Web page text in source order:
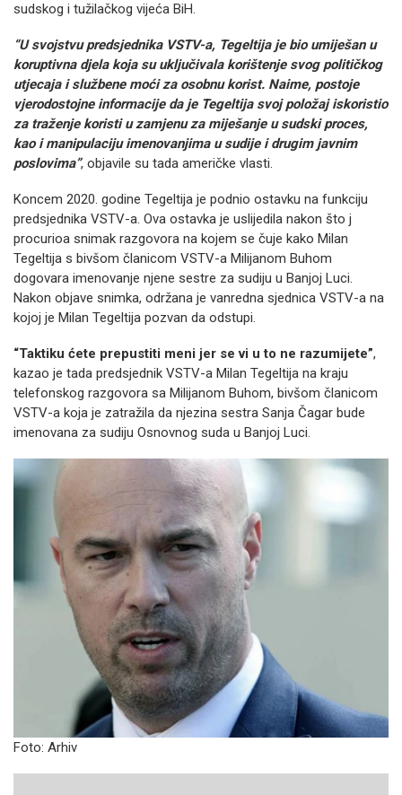
sudskog i tužilačkog vijeća BiH.
“U svojstvu predsjednika VSTV-a, Tegeltija je bio umiješan u
koruptivna djela koja su uključivala korištenje svog političkog
utjecaja i službene moći za osobnu korist. Naime, postoje
vjerodostojne informacije da je Tegeltija svoj položaj iskoristio
za traženje koristi u zamjenu za miješanje u sudski proces,
kao i manipulaciju imenovanjima u sudije i drugim javnim
poslovima”, objavile su tada američke vlasti.
Koncem 2020. godine Tegeltija je podnio ostavku na funkciju
predsjednika VSTV-a. Ova ostavka je uslijedila nakon što j
procurioa snimak razgovora na kojem se čuje kako Milan
Tegeltija s bivšom članicom VSTV-a Milijanom Buhom
dogovara imenovanje njene sestre za sudiju u Banjoj Luci.
Nakon objave snimka, održana je vanredna sjednica VSTV-a na
kojoj je Milan Tegeltija pozvan da odstupi.
“Taktiku ćete prepustiti meni jer se vi u to ne razumijete”,
kazao je tada predsjednik VSTV-a Milan Tegeltija na kraju
telefonskog razgovora sa Milijanom Buhom, bivšom članicom
VSTV-a koja je zatražila da njezina sestra Sanja Čagar bude
imenovana za sudiju Osnovnog suda u Banjoj Luci.
Foto: Arhiv